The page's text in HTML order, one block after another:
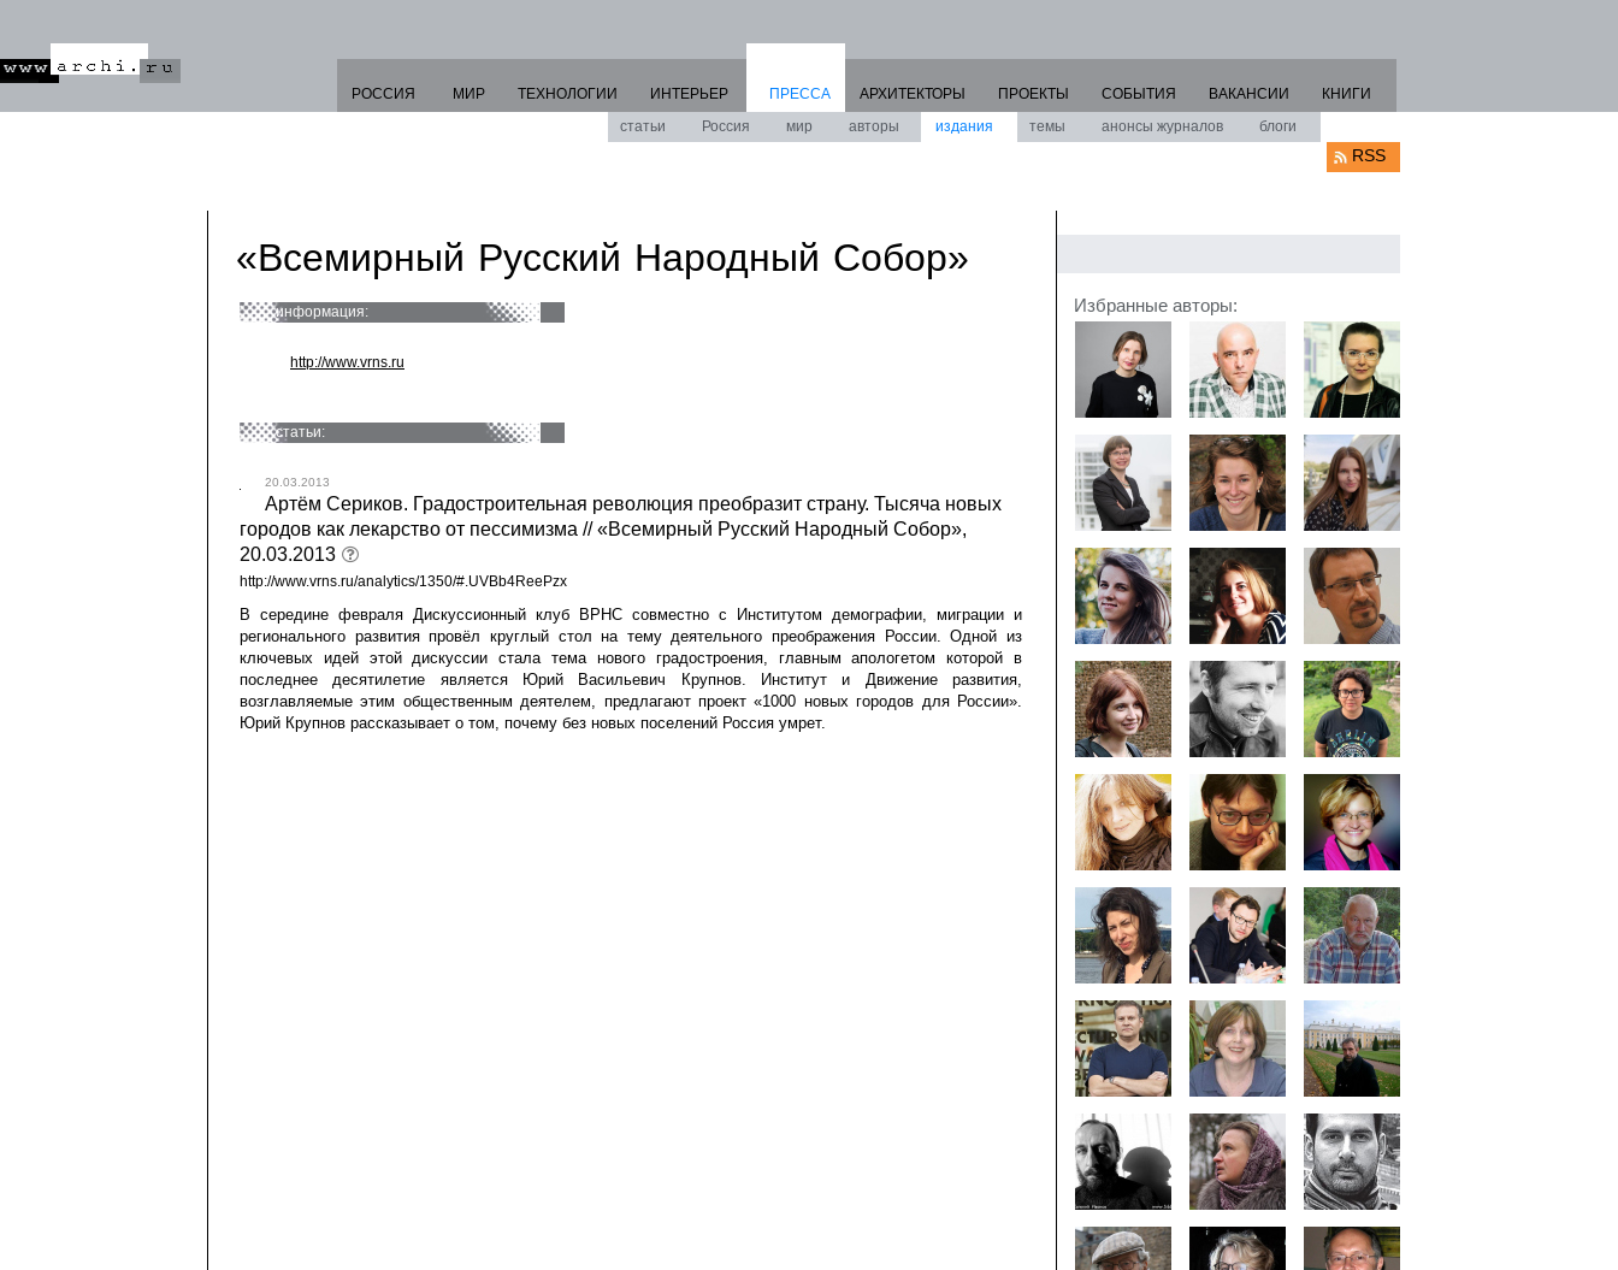
РОССИЯ МИР ТЕХНОЛОГИИ ИНТЕРЬЕР
ПРЕССА
статьи
Россия мир авторы издания темы анонсы журналов блоги
АРХИТЕКТОРЫ ПРОЕКТЫ СОБЫТИЯ ВАКАНСИИ КНИГИ
RSS
«Всемирный Русский Народный Собор»
информация:
http://www.vrns.ru
статьи:
20.03.2013
Артём Сериков. Градостроительная революция преобразит страну. Тысяча новых
городов как лекарство от пессимизма // «Всемирный Русский Народный Собор»,
20.03.2013
http://www.vrns.ru/analytics/1350/#.UVBb4ReePzx
В середине февраля Дискуссионный клуб ВРНС совместно с Институтом демографии, миграции и
регионального развития провёл круглый стол на тему деятельного преображения России. Одной из
ключевых идей этой дискуссии стала тема нового градостроения, главным апологетом которой в
последнее десятилетие является Юрий Васильевич Крупнов. Институт и Движение развития,
возглавляемые этим общественным деятелем, предлагают проект «1000 новых городов для России».
Юрий Крупнов рассказывает о том, почему без новых поселений Россия умрет.
Избранные авторы: